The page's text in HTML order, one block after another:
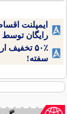
ایمپلنت
رایگان
۵۰٪
سفته!